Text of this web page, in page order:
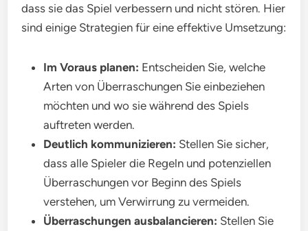
dass sie das Spiel verbessern und nicht stören. Hier
sind einige Strategien für eine effektive Umsetzung:
Im Voraus planen: Entscheiden Sie, welche
Arten von Überraschungen Sie einbeziehen
möchten und wo sie während des Spiels
auftreten werden.
Deutlich kommunizieren: Stellen Sie sicher,
dass alle Spieler die Regeln und potenziellen
Überraschungen vor Beginn des Spiels
verstehen, um Verwirrung zu vermeiden.
Überraschungen ausbalancieren: Stellen Sie